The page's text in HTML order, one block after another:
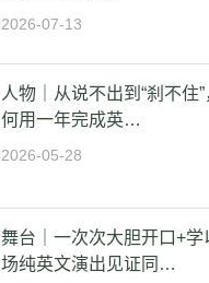
2026-07-13
人物｜从说不出到“刹不住
何用一年完成英…
2026-05-28
舞台｜一次次大胆开口+学
场纯英文演出见证同…